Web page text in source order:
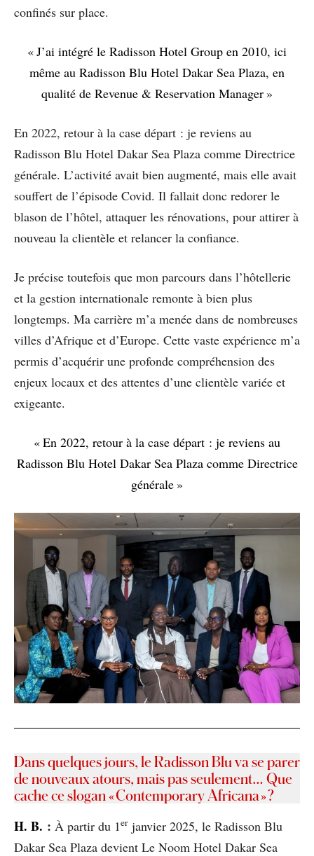
confinés sur place.
« J’ai intégré le Radisson Hotel Group en 2010, ici
même au Radisson Blu Hotel Dakar Sea Plaza, en
qualité de Revenue & Reservation Manager »
En 2022, retour à la case départ : je reviens au
Radisson Blu Hotel Dakar Sea Plaza comme Directrice
générale. L’activité avait bien augmenté, mais elle avait
souffert de l’épisode Covid. Il fallait donc redorer le
blason de l’hôtel, attaquer les rénovations, pour attirer à
nouveau la clientèle et relancer la confiance.
Je précise toutefois que mon parcours dans l’hôtellerie
et la gestion internationale remonte à bien plus
longtemps. Ma carrière m’a menée dans de nombreuses
villes d’Afrique et d’Europe. Cette vaste expérience m’a
permis d’acquérir une profonde compréhension des
enjeux locaux et des attentes d’une clientèle variée et
exigeante.
« En 2022, retour à la case départ : je reviens au
Radisson Blu Hotel Dakar Sea Plaza comme Directrice
générale »
Dans quelques jours, le Radisson Blu va se parer
de nouveaux atours, mais pas seulement… Que
cache ce slogan « Contemporary Africana » ?
H. B. : À partir du 1er janvier 2025, le Radisson Blu
Dakar Sea Plaza devient Le Noom Hotel Dakar Sea